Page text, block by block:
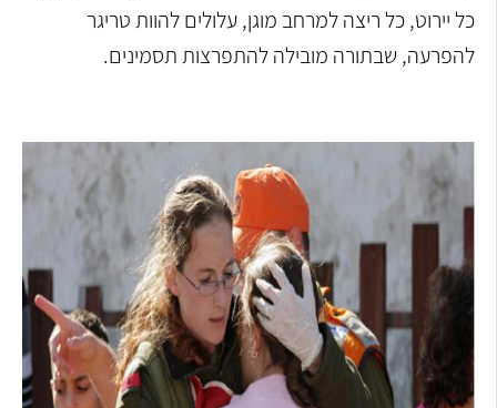
כל יירוט, כל ריצה למרחב מוגן, עלולים להוות טריגר
להפרעה, שבתורה מובילה להתפרצות תסמינים.